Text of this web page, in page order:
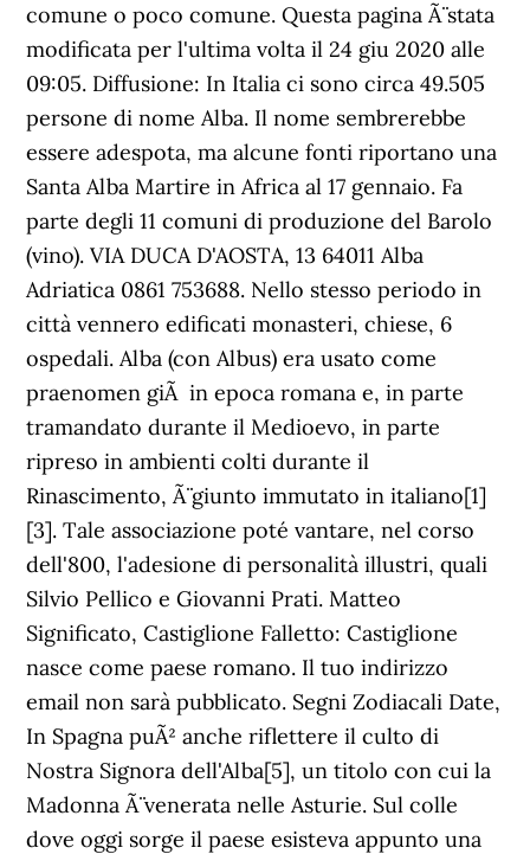
comune o poco comune. Questa pagina Ã¨ stata
modificata per l'ultima volta il 24 giu 2020 alle
09:05. Diffusione: In Italia ci sono circa 49.505
persone di nome Alba. Il nome sembrerebbe
essere adespota, ma alcune fonti riportano una
Santa Alba Martire in Africa al 17 gennaio. Fa
parte degli 11 comuni di produzione del Barolo
(vino). VIA DUCA D'AOSTA, 13 64011 Alba
Adriatica 0861 753688. Nello stesso periodo in
città vennero edificati monasteri, chiese, 6
ospedali. Alba (con Albus) era usato come
praenomen giÃ in epoca romana e, in parte
tramandato durante il Medioevo, in parte
ripreso in ambienti colti durante il
Rinascimento, Ã¨ giunto immutato in italiano[1]
[3]. Tale associazione poté vantare, nel corso
dell'800, l'adesione di personalità illustri, quali
Silvio Pellico e Giovanni Prati. Matteo
Significato, Castiglione Falletto: Castiglione
nasce come paese romano. Il tuo indirizzo
email non sarà pubblicato. Segni Zodiacali Date,
In Spagna puÃ² anche riflettere il culto di
Nostra Signora dell'Alba[5], un titolo con cui la
Madonna Ã¨ venerata nelle Asturie. Sul colle
dove oggi sorge il paese esisteva appunto una